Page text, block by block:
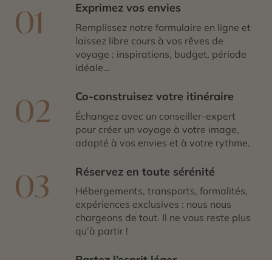
01 Exprimez vos envies
Remplissez notre formulaire en ligne et
laissez libre cours à vos rêves de
voyage : inspirations, budget, période
idéale…
02 Co-construisez votre itinéraire
Échangez avec un conseiller-expert
pour créer un voyage à votre image,
adapté à vos envies et à votre rythme.
03 Réservez en toute sérénité
Hébergements, transports, formalités,
expériences exclusives : nous nous
chargeons de tout. Il ne vous reste plus
qu’à partir !